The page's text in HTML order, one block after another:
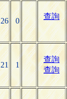
26 0
查詢
21 1
查詢
查詢